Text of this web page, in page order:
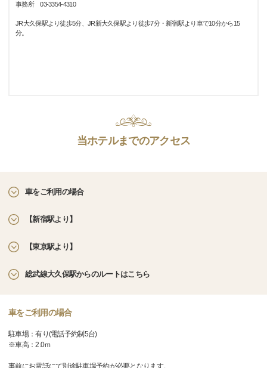
事務所 03-3354-4310
JR大久保駅より徒歩5分、JR新大久保駅より徒歩7分・新宿駅より車で10分から15
分。
当ホテルまでのアクセス
車をご利用の場合
【新宿駅より】
【東京駅より】
総武線大久保駅からのルートはこちら
車をご利用の場合
駐車場：有り(電話予約制5台)
※車高：2.0ｍ